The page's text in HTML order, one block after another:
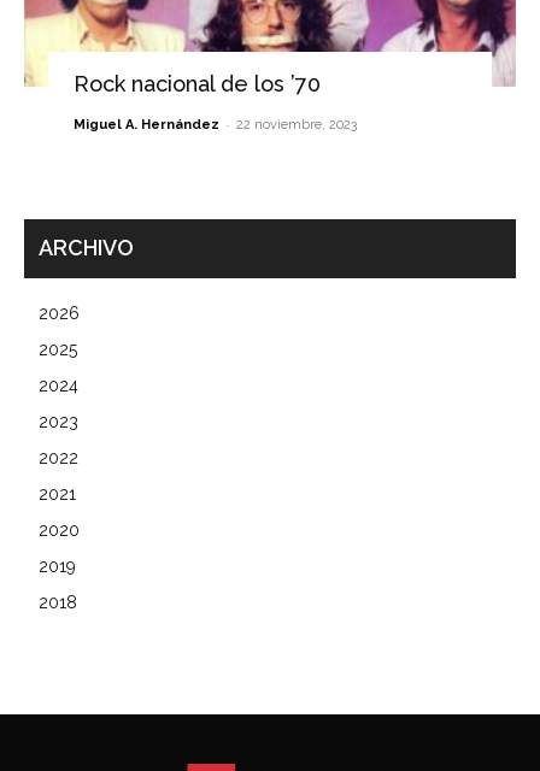
Rock nacional de los ’70
Miguel A. Hernández - 22 noviembre, 2023
ARCHIVO
2026
2025
2024
2023
2022
2021
2020
2019
2018